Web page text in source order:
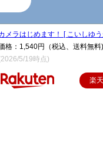
メラはじめます！ [ こいしゆ
格：1,540円（税込、送料無料)
5/19時点)
楽